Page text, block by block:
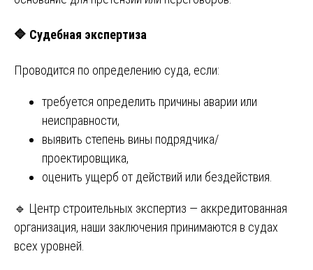
🔷 Судебная экспертиза
Проводится по определению суда, если:
требуется определить причины аварии или
неисправности,
выявить степень вины подрядчика/
проектировщика,
оценить ущерб от действий или бездействия.
🔹 Центр строительных экспертиз — аккредитованная
организация, наши заключения принимаются в судах
всех уровней.